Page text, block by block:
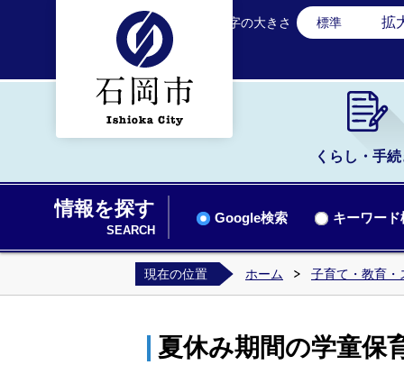
文字の大きさ 標準 拡
くらし・手
情報を探す
SEARCH
Google検索 キーワー
現在の位置 ホーム 子育て・教育・
夏休み期間の学童保